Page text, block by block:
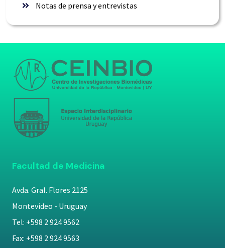
Notas de prensa y entrevistas
Facultad de Medicina
Avda. Gral. Flores 2125
Montevideo - Uruguay
Tel: +598 2 924 9562
Fax: +598 2 924 9563